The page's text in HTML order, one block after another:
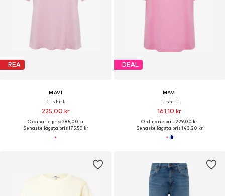
REA
MAVI
T-shirt
225,00 kr
Ordinarie pris: 285,00 kr
Senaste lägsta pris:175,50 kr
DEAL
MAVI
T-shirt
161,10 kr
Ordinarie pris: 229,00 kr
Senaste lägsta pris:143,20 kr